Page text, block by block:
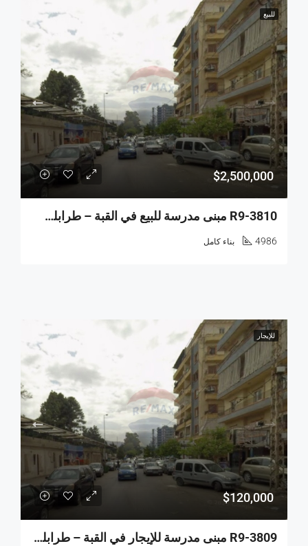
للبيع
$2,500,000
R9-3810 مبنى مدرسة للبيع في القبة – طرابلس، شارع الأرز، 4,986 م²
4986 بناء كامل
للإيجار
$120,000
R9-3809 مبنى مدرسة للإيجار في القبة – طرابلس، شارع الأرز، 4,986 م²